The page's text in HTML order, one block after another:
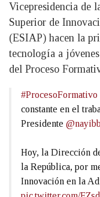
Vicepresidencia de
Superior de
(ESIAP) hacen la
tecnología a
del Proceso
#ProcesoFormativo
constante en el
Presidente
Hoy, la Dirección
la República, por
Innovación en la